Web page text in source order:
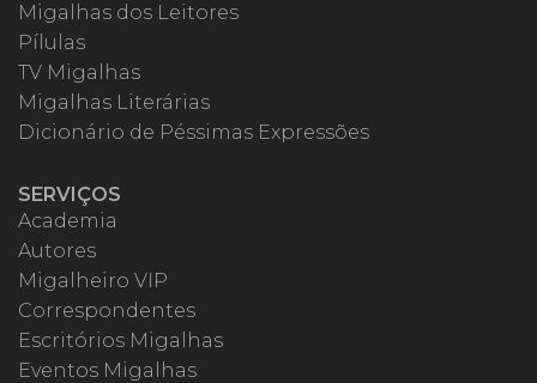
Migalhas dos Leitores
Pílulas
TV Migalhas
Migalhas Literárias
Dicionário de Péssimas Expressões
SERVIÇOS
Academia
Autores
Migalheiro VIP
Correspondentes
Escritórios Migalhas
Eventos Migalhas